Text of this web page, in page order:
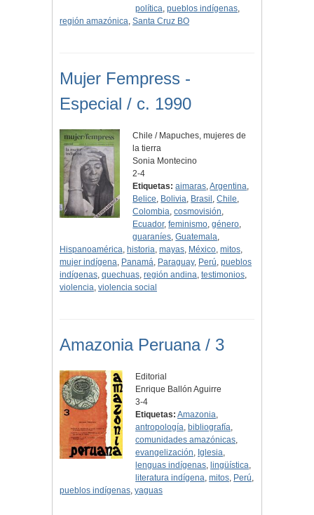
política,pueblos indígenas,
región amazónica, Santa Cruz BO
Mujer Fempress -
Especial / c. 1990
Chile / Mapuches, mujeres de
la tierra
Sonia Montecino
2-4
Etiquetas: aimaras,Argentina,
Belice, Bolivia, Brasil ,Chile,
Colombia,cosmovisión,
Ecuador,feminismo,género,
guaraníes,Guatemala,
Hispanoamérica, historia, mayas, México, mitos,
mujer indígena, Panamá, Paraguay, Perú, pueblos
indígenas, quechuas, región andina, testimonios,
violencia, violencia social
Amazonia Peruana / 3
Editorial
Enrique Ballón Aguirre
3-4
Etiquetas: Amazonia,
antropología, bibliografía,
comunidades amazónicas,
evangelización, Iglesia,
lenguas indígenas, lingüística,
literatura indígena,mitos, Perú,
pueblos indígenas, yaguas